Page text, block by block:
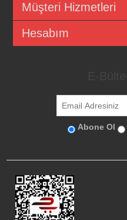
Müşteri Hizmetleri
Hesabım
Abone Ol